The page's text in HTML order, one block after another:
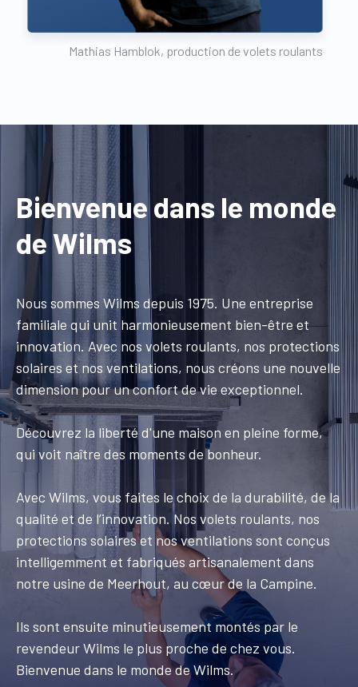
Mathias Hamblok, production de volets roulants
Bienvenue dans le monde
de Wilms
Nous sommes Wilms depuis 1975. Une entreprise
familiale qui unit harmonieusement bien-être et
innovation. Avec nos volets roulants, nos protections
solaires et nos ventilations, nous créons une nouvelle
dimension pour un confort de vie exceptionnel.
Découvrez la liberté d'une maison en pleine forme,
qui voit naître des moments de bonheur.
Avec Wilms, vous faites le choix de la durabilité, de la
qualité et de l’innovation. Nos volets roulants, nos
protections solaires et nos ventilations sont conçus
intelligemment et fabriqués artisanalement dans
notre usine de Meerhout, au cœur de la Campine.
Ils sont ensuite minutieusement montés par le
revendeur Wilms le plus proche de chez vous.
Bienvenue dans le monde de Wilms.